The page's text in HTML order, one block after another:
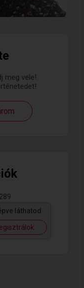
meg vele!
láthatod